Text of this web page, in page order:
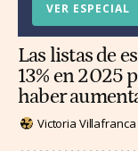
VER ESPECIAL
Las listas de
13% en 2025
haber
Victoria Villafranca